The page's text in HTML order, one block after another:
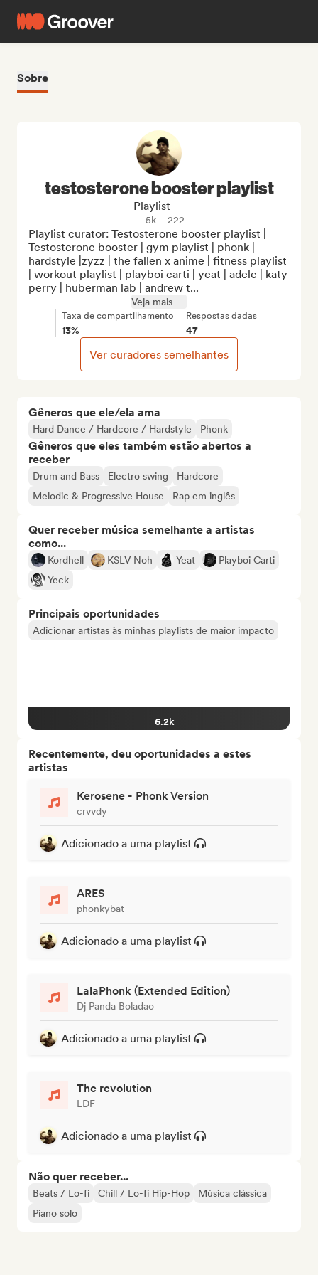
Sobre
Gêneros que ele/ela ama
Hard Dance / Hardcore / Hardstyle Phonk
Gêneros que eles também estão abertos a
receber
Drum and Bass Electro swing
Hardcore
Melodic & Progressive House
Rap em inglês
Quer receber música semelhante a artistas
como...
Kordhell KSLV Noh Yeat
Playboi Carti
Yeck
Principais oportunidades
Adicionar artistas às minhas playlists de maior impacto
6.2k
Recentemente, deu oportunidades a estes
artistas
Kerosene - Phonk Version
crvvdy
Adicionado a uma playlist
ARES
phonkybat
Adicionado a uma playlist
LalaPhonk (Extended Edition)
Dj Panda Boladao
Adicionado a uma playlist
The revolution
LDF
Adicionado a uma playlist
Não quer receber...
Beats / Lo-fi Chill / Lo-fi Hip-Hop
Música clássica
Piano solo
testosterone booster playlist
Playlist
5k 222
Playlist curator: Testosterone booster playlist |
Testosterone booster | gym playlist | phonk |
hardstyle |zyzz | the fallen x anime | fitness playlist
| workout playlist | playboi carti | yeat | adele | katy
perry | huberman lab | andrew t...
Veja mais
Taxa de compartilhamento
13%
Respostas dadas
47
Ver curadores semelhantes